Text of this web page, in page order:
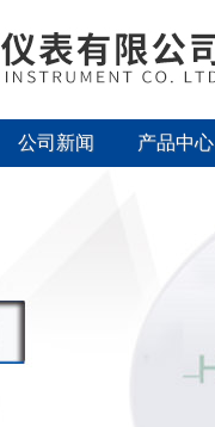
公司新闻 产品中心